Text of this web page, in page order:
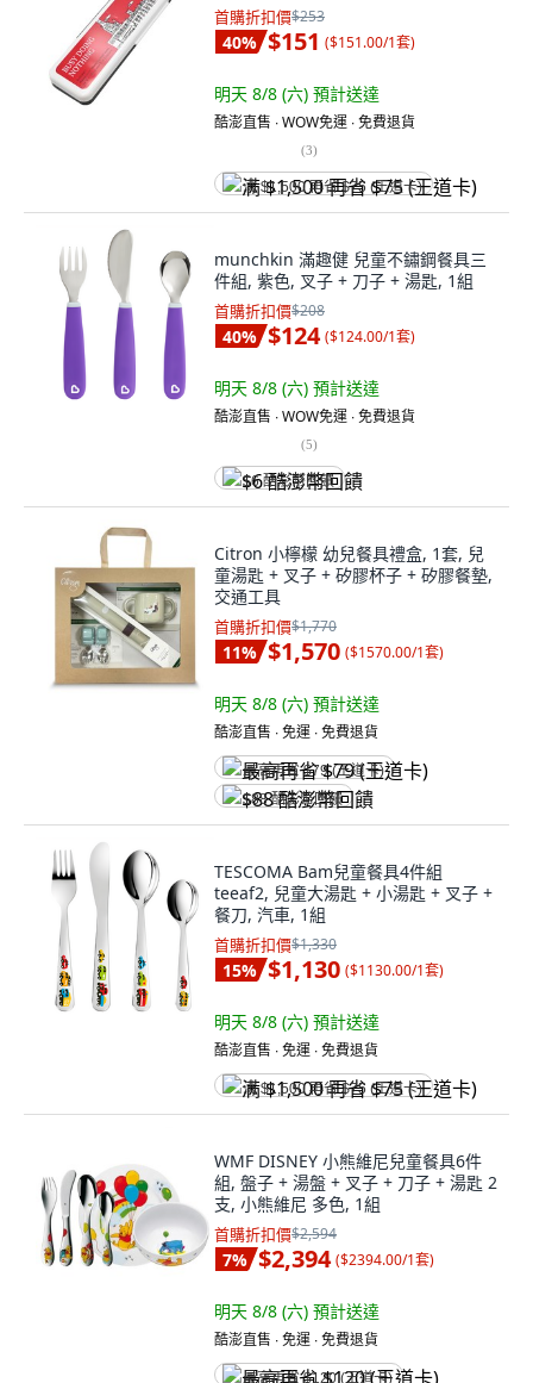
首購折扣價$253
40% $151 ($151.00/1套)
明天 8/8 (六) 預計送達
酷澎直售 ∙ WOW免運 ∙ 免費退貨
(3)
满 $1,500 再省 $75 (王道卡)
munchkin 滿趣健 兒童不鏽鋼餐具三
件組, 紫色, 叉子 + 刀子 + 湯匙, 1組
首購折扣價$208
40% $124 ($124.00/1套)
明天 8/8 (六) 預計送達
酷澎直售 ∙ WOW免運 ∙ 免費退貨
(5)
$6 酷澎幣回饋
Citron 小檸檬 幼兒餐具禮盒, 1套, 兒
童湯匙 + 叉子 + 矽膠杯子 + 矽膠餐墊,
交通工具
首購折扣價$1,770
11% $1,570 ($1570.00/1套)
明天 8/8 (六) 預計送達
酷澎直售 ∙ 免運 ∙ 免費退貨
最高再省 $79 (王道卡)
$88 酷澎幣回饋
TESCOMA Bam兒童餐具4件組
teeaf2, 兒童大湯匙 + 小湯匙 + 叉子 +
餐刀, 汽車, 1組
首購折扣價$1,330
15% $1,130 ($1130.00/1套)
明天 8/8 (六) 預計送達
酷澎直售 ∙ 免運 ∙ 免費退貨
满 $1,500 再省 $75 (王道卡)
WMF DISNEY 小熊維尼兒童餐具6件
組, 盤子 + 湯盤 + 叉子 + 刀子 + 湯匙 2
支, 小熊維尼 多色, 1組
首購折扣價$2,594
7% $2,394 ($2394.00/1套)
明天 8/8 (六) 預計送達
酷澎直售 ∙ 免運 ∙ 免費退貨
最高再省 $120 (王道卡)